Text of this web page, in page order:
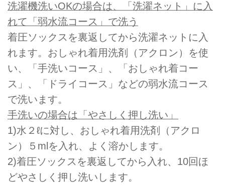
洗濯機洗いOKの場合は、「洗濯ネット」に⼊
れて「弱⽔流コース」で洗う
着圧ソックスを裏返してから洗濯ネットに⼊
れます。おしゃれ着用洗剤（アクロン）を使
い、「手洗いコース」、「おしゃれ着コー
ス」、「ドライコース」などの弱⽔流コース
で洗います。
手洗いの場合は「やさしく押し洗い」
1)⽔２ℓに対し、おしゃれ着用洗剤（アクロ
ン）５mlを⼊れ、よく溶かします。
2)着圧ソックスを裏返してから⼊れ、10回ほ
どやさしく押し洗いします。